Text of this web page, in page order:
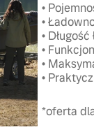
•
•
•
•
•
•
*oferta